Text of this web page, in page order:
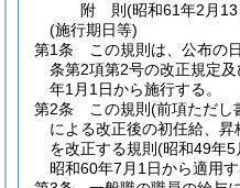
附 則(昭和61年2月
(施行期日等)
第1条
この規則は、公布の
条第2項第2号の改正規定
年1月1日から施行する。
第2条
この規則 (前項ただし
による改正後の初任給、
を改正する規則 (昭和49年5
昭和60年7月1日から適用す